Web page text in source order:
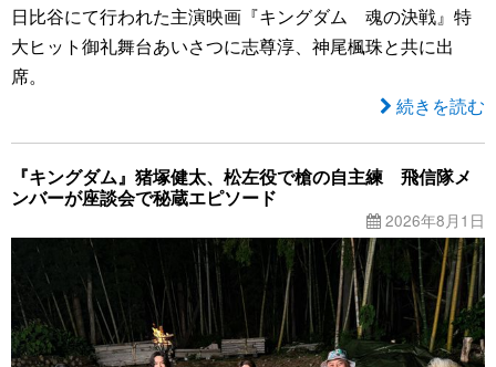
日比谷にて行われた主演映画『キングダム 魂の決戦』特
大ヒット御礼舞台あいさつに志尊淳、神尾楓珠と共に出
席。
続きを読む
『キングダム』猪塚健太、松左役で槍の自主練 飛信隊メ
ンバーが座談会で秘蔵エピソード
2026年8月1日